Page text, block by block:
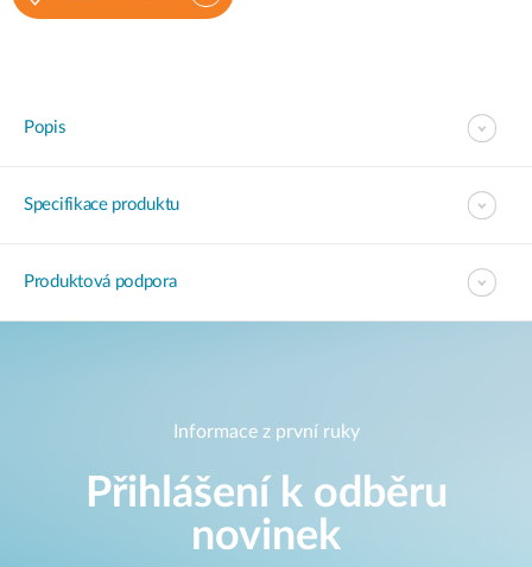
Popis
Specifikace produktu
Produktová podpora
Informace z první ruky
Přihlášení k odběru
novinek